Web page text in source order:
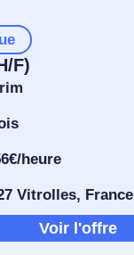
F)
heure
Vitrolles, France
Voir l'offre